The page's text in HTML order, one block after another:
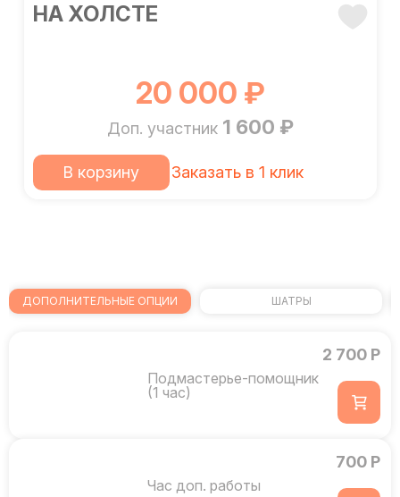
НА ХОЛСТЕ
20 000 ₽
Доп. участник 1 600 ₽
В корзину Заказать в 1 клик
ДОПОЛНИТЕЛЬНЫЕ ОПЦИИ ШАТРЫ
Подмастерье-помощник
(1 час)
2 700 Р
Час доп. работы
700 Р